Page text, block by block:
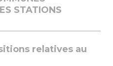
STATIONS
relatives au